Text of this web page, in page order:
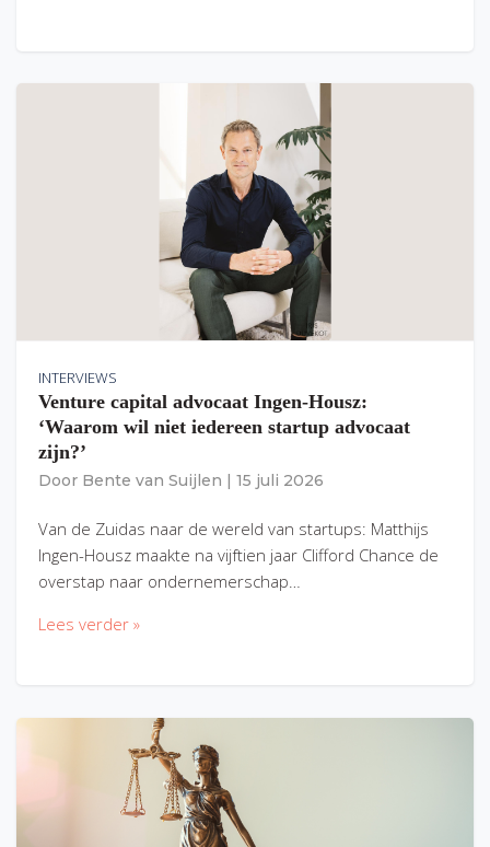
INTERVIEWS
Venture capital advocaat Ingen-Housz:
‘Waarom wil niet iedereen startup advocaat
zijn?’
Door Bente van Suijlen 15 juli 2026
Van de Zuidas naar de wereld van startups: Matthijs
Ingen-Housz maakte na vijftien jaar Clifford Chance de
overstap naar ondernemerschap…
Lees verder »